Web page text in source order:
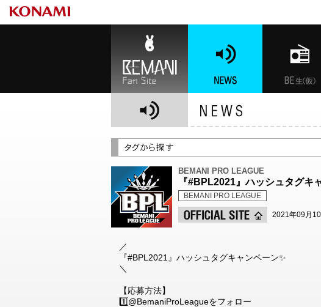
BEMANI PRO LEAGUE
『#BPL2021』ハッシュタグキ
BEMANI PRO LEAGUE
2021年09月
／
『#BPL2021』ハッシュタグキャンペーン✨
＼
【応募方法】
1️⃣@BemaniProLeagueをフォロー